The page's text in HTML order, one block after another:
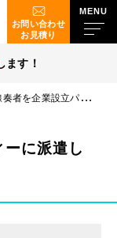
お問い合わせ
お見積り
ます！
設立パーティーに派遣しました！in東京・新宿
に派遣し